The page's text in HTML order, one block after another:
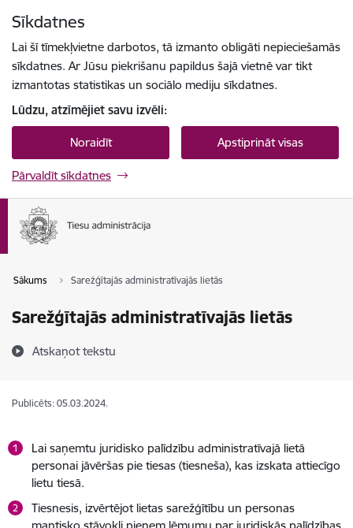
Sīkdatnes
Lai šī tīmekļvietne darbotos, tā izmanto obligāti nepieciešamās
sīkdatnes. Ar Jūsu piekrišanu papildus šajā vietnē var tikt
izmantotas statistikas un sociālo mediju sīkdatnes.
Lūdzu, atzīmējiet savu izvēli:
Noraidīt Apstiprināt visas
Pārvaldīt sīkdatnes
Sākums Sarežģītajās administratīvajās lietās
Sarežģītajās administratīvajās lietās
Atskaņot tekstu
Publicēts: 05.03.2024.
Lai saņemtu juridisko palīdzību administratīvajā lietā
personai jāvēršas pie tiesas (tiesneša), kas izskata attiecīgo
lietu tiesā.
Tiesnesis, izvērtējot lietas sarežģītību un personas